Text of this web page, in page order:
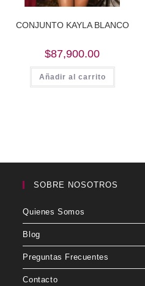
CONJUNTO KAYLA BLANCO
$87,900.00
Añadir al carrito
SOBRE NOSOTROS
Quienes Somos
Blog
Preguntas Frecuentes
Contacto